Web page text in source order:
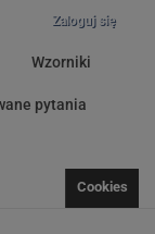
Zaloguj się
Wzorniki
pytania
Cookies